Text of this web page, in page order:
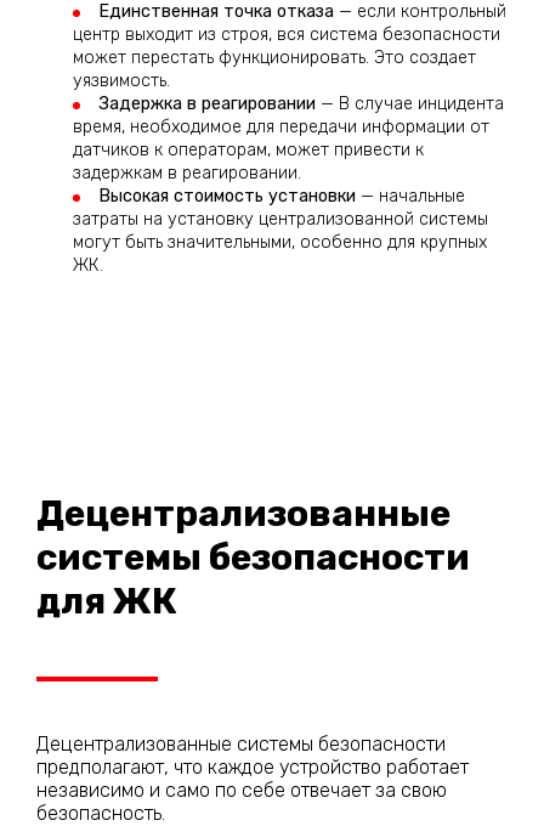
Единственная точка отказа — если контрольный
центр выходит из строя, вся система безопасности
может перестать функционировать. Это создает
уязвимость.
Задержка в реагировании — В случае инцидента
время, необходимое для передачи информации от
датчиков к операторам, может привести к
задержкам в реагировании.
Высокая стоимость установки — начальные
затраты на установку централизованной системы
могут быть значительными, особенно для крупных
ЖК.
Децентрализованные
системы безопасности
для ЖК
Децентрализованные системы безопасности
предполагают, что каждое устройство работает
независимо и само по себе отвечает за свою
безопасность.